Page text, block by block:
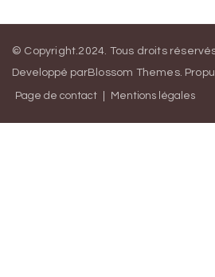
© Copyright.2024. Tous droits
Developpé parBlossom Themes.
Page de contact Mentions légales